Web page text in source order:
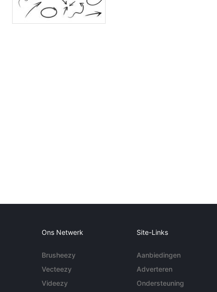
Ons Netwerk
Brusheezy
Vecteezy
Videezy
Site-Links
Aanbiedingen
Adverteren
Ondersteuning